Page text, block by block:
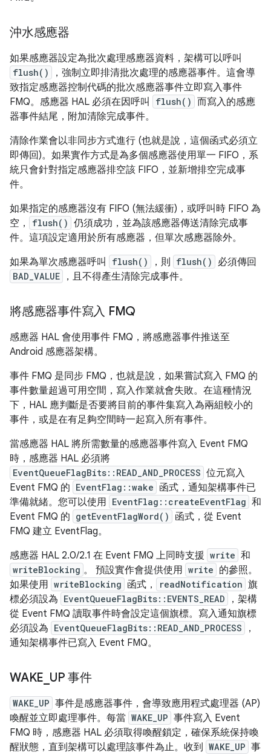
沖水感應器
如果感應器設定為批次處理感應器資料，架構可以呼叫
flush()
，強制立即排清批次處理的感應器事件。這會導
致指定感應器控制代碼的批次感應器事件立即寫入事件
FMQ。感應器 HAL 必須在因呼叫
flush() 而寫入的感應
器事件結尾，附加清除完成事件。
清除作業會以非同步方式進行 (也就是說，這個函式必須立
即傳回)。如果實作方式是為多個感應器使用單一 FIFO，系
統只會針對指定感應器排空該 FIFO，並新增排空完成事
件。
如果指定的感應器沒有 FIFO (無法緩衝)，或呼叫時 FIFO 為
空，
flush() 仍須成功，並為該感應器傳送清除完成事
件。這項設定適用於所有感應器，但單次感應器除外。
如果為單次感應器呼叫
flush() ，則 flush() 必須傳回
BAD_VALUE ，且不得產生清除完成事件。
將感應器事件寫入 FMQ
感應器 HAL 會使用事件 FMQ，將感應器事件推送至
Android 感應器架構。
事件 FMQ 是同步 FMQ，也就是說，如果嘗試寫入 FMQ 的
事件數量超過可用空間，寫入作業就會失敗。在這種情況
下，HAL 應判斷是否要將目前的事件集寫入為兩組較小的
事件，或是在有足夠空間時一起寫入所有事件。
當感應器 HAL 將所需數量的感應器事件寫入 Event FMQ
時，感應器 HAL 必須將
EventQueueFlagBits::READ_AND_PROCESS 位元寫入
Event FMQ 的 EventFlag::wake 函式，通知架構事件已
準備就緒。您可以使用 EventFlag::createEventFlag 和
Event FMQ 的 getEventFlagWord()
函式，從 Event
FMQ 建立 EventFlag。
感應器 HAL 2.0/2.1 在 Event FMQ 上同時支援 write 和
writeBlocking 。 預設實作會提供使用 write 的參照。
如果使用 writeBlocking 函式， readNotification 旗
標必須設為 EventQueueFlagBits::EVENTS_READ
，架構
從 Event FMQ 讀取事件時會設定這個旗標。寫入通知旗標
必須設為 EventQueueFlagBits::READ_AND_PROCESS
，
通知架構事件已寫入 Event FMQ。
WAKE UP 事件
WAKE_UP 事件是感應器事件，會導致應用程式處理器 (AP)
喚醒並立即處理事件。每當 WAKE_UP 事件寫入 Event
FMQ 時，感應器 HAL 必須取得喚醒鎖定，確保系統保持喚
醒狀態，直到架構可以處理該事件為止。收到 WAKE_UP 事